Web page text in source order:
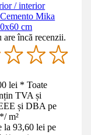
/ interior
Mika
cm
are încă recenzii.
lei * Toate
TVA și
și DBA pe
*/ m²
la 93,60 lei pe